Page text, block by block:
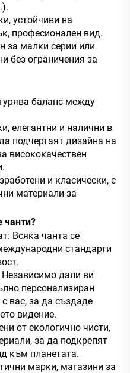
устойчиви на
професионален вид.
за малки серии или
без ограничения за
баланс между
елегантни и налични в
подчертаят дизайна на
висококачествен
и класически, с
материали за
чанти?
Всяка чанта се
стандарти
Независимо дали ви
персонализиран
вас, за да създаде
видение.
от екологично чисти,
за да подкрепят
към планетата.
марки, магазини за